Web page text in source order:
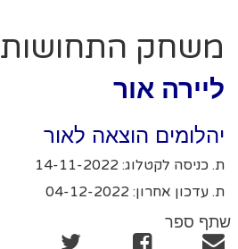
משחק התחושות
ליירה אור
יהלומים הוצאה לאור
ת. כניסה לקטלוג: 14-11-2022
ת. עדכון אחרון: 04-12-2022
שתף ספר